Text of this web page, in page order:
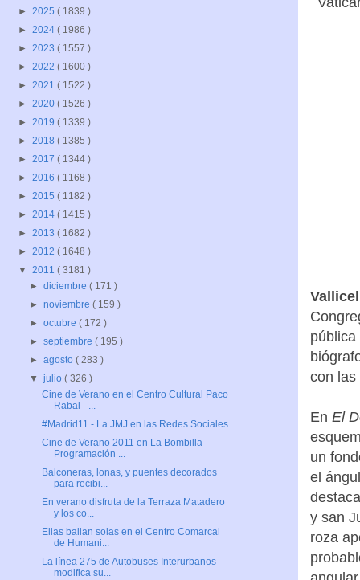
con las
En El
un
el
y san
roza
► 2025 ( 1839 )
► 2024 ( 1986 )
► 2023 ( 1557 )
► 2022 ( 1600 )
► 2021 ( 1522 )
► 2020 ( 1526 )
► 2019 ( 1339 )
► 2018 ( 1385 )
► 2017 ( 1344 )
► 2016 ( 1168 )
► 2015 ( 1182 )
► 2014 ( 1415 )
► 2013 ( 1682 )
► 2012 ( 1648 )
▼ 2011 ( 3181 )
►diciembre( 171 )
►noviembre( 159 )
►octubre( 172 )
►septiembre( 195 )
►agosto( 283 )
▼julio( 326 )
Cine de Verano en el Centro Cultural Paco
Rabal - ...
#Madrid11 - La JMJ en las Redes Sociales
Cine de Verano 2011 en La Bombilla –
Programación ...
Balconeras, lonas, y puentes decorados
para recibi...
En verano disfruta de la Terraza Matadero
y los co...
Ellas bailan solas en el Centro Comarcal
de Humani...
La línea 275 de Autobuses Interurbanos
modifica su...